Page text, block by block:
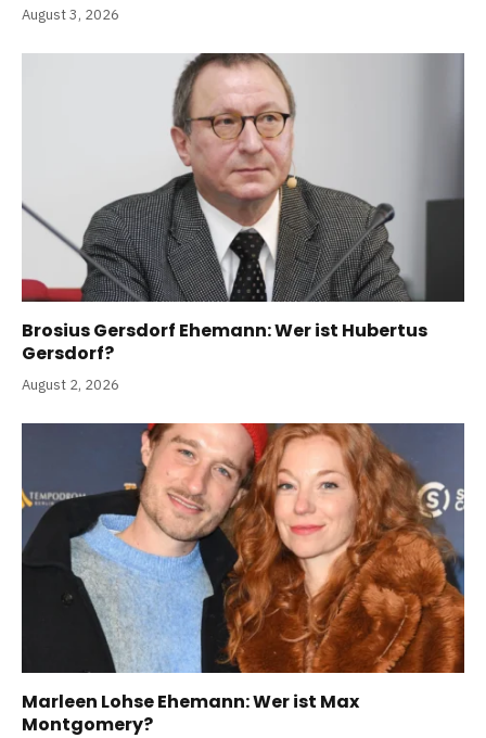
August 3, 2026
Brosius Gersdorf Ehemann: Wer ist Hubertus
Gersdorf?
August 2, 2026
Marleen Lohse Ehemann: Wer ist Max
Montgomery?